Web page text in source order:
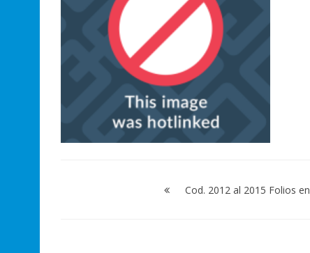
Cod. 2012 al 2015 Folios